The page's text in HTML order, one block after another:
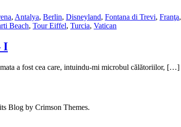
, Antalya, Berlin, Disneyland, Fontana di Trevi, Franţa,
Beach, Tour Eiffel, Turcia, Vatican
I
a fost cea care, intuindu-mi microbul călătoriilor, […]
Blog by Crimson Themes.